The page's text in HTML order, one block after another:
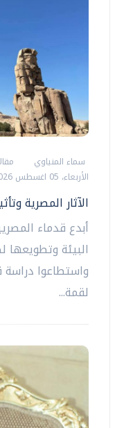
سماء المنياوي
الأربعاء، 05 اغسطس 2026 10:00 ص
الآثار المصرية
أبدع قدماء
البيئة وتطويعها
واستطاعوا دراسة
لقمة...